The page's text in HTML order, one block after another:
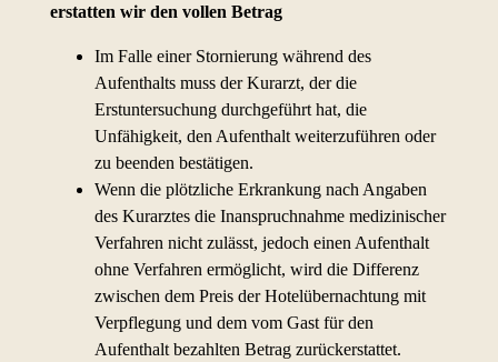
erstatten wir den vollen Betrag
Im Falle einer Stornierung während des
Aufenthalts muss der Kurarzt, der die
Erstuntersuchung durchgeführt hat, die
Unfähigkeit, den Aufenthalt weiterzuführen oder
zu beenden bestätigen.
Wenn die plötzliche Erkrankung nach Angaben
des Kurarztes die Inanspruchnahme medizinischer
Verfahren nicht zulässt, jedoch einen Aufenthalt
ohne Verfahren ermöglicht, wird die Differenz
zwischen dem Preis der Hotelübernachtung mit
Verpflegung und dem vom Gast für den
Aufenthalt bezahlten Betrag zurückerstattet.